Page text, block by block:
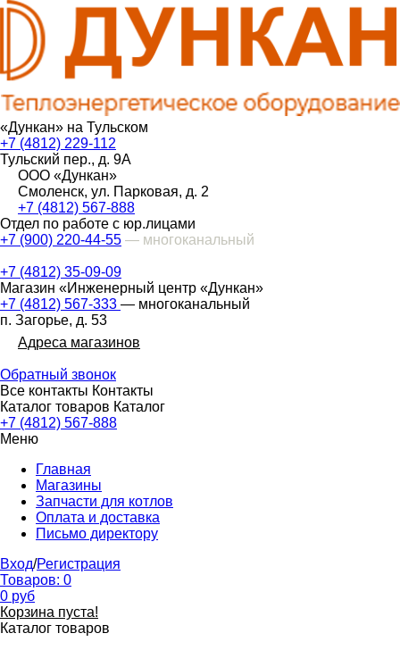
«Дункан» на Тульском
+7 (4812) 229-112
Тульский пер., д. 9А
ООО «Дункан»
Смоленск, ул. Парковая, д. 2
+7 (4812) 567-888
Отдел по работе с юр.лицами
+7 (900) 220-44-55 — многоканальный
+7 (4812) 35-09-09
Магазин «Инженерный центр «Дункан»
+7 (4812) 567-333 — многоканальный
п. Загорье, д. 53
Адреса магазинов
Обратный звонок
Все контакты Контакты
Каталог товаров Каталог
+7 (4812) 567-888
Меню
Главная
Магазины
Запчасти для котлов
Оплата и доставка
Письмо директору
Вход/Регистрация
Товаров: 0
0 руб
Корзина пуста!
Каталог товаров